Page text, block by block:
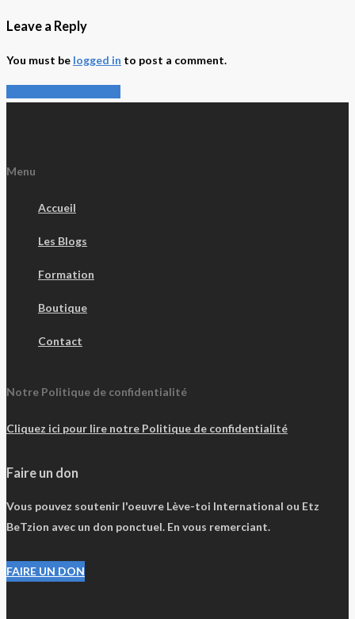
Leave a Reply
You must be logged in to post a comment.
Menu
Accueil
Les Blogs
Formation
Boutique
Contact
Notre Politique de confidentialité
Cliquez ici pour lire notre Politique de confidentialité
Faire un don
Vous pouvez soutenir l'oeuvre Lève-toi International ou Etz
BeTzion avec un don ponctuel. En vous remerciant.
FAIRE UN DON